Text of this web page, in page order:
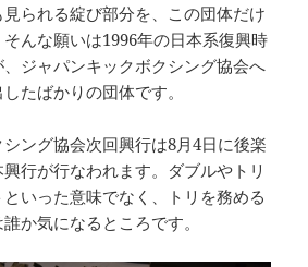
られる綻び部分を、この団体だけ
んな願いは1996年の日本系復興時
ジャパンキックボクシング協会へ
たばかりの団体です。
ング協会次回興行は8月4日に後楽
行が行なわれます。ダブルやトリ
いった意味でなく、トリを務める
か気になるところです。